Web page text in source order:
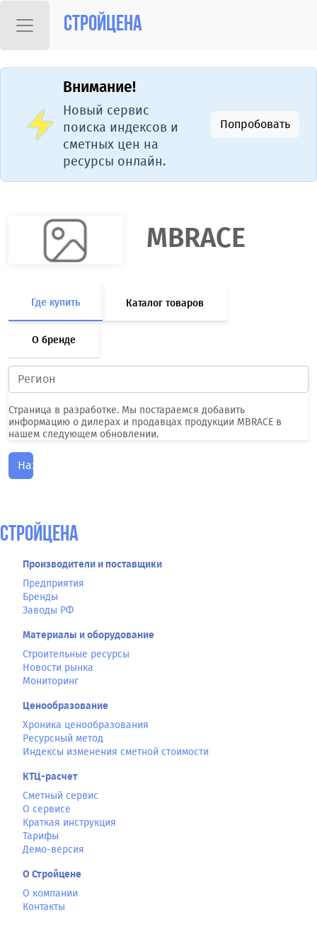
Стройцена
Внимание!
Новый сервис
поиска индексов и
сметных цен на
ресурсы онлайн.
Попробовать
MBRACE
Где купить Каталог товаров
О бренде
Страница в разработке. Мы постараемся добавить
информацию о дилерах и продавцах продукции MBRACE в
нашем следующем обновлении.
Назад
СтройЦена
Производители и поставщики
Предприятия
Бренды
Заводы РФ
Материалы и оборудование
Строительные ресурсы
Новости рынка
Мониторинг
Ценообразование
Хроника ценообразования
Ресурсный метод
Индексы изменения сметной стоимости
КТЦ-расчет
Сметный сервис
О сервисе
Краткая инструкция
Тарифы
Демо-версия
О Стройцене
О компании
Контакты